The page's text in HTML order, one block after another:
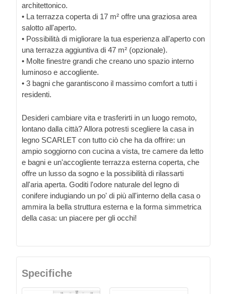
architettonico.
• La terrazza coperta di 17 m² offre una graziosa area
salotto all'aperto.
• Possibilità di migliorare la tua esperienza all'aperto con
una terrazza aggiuntiva di 47 m² (opzionale).
• Molte finestre grandi che creano uno spazio interno
luminoso e accogliente.
• 3 bagni che garantiscono il massimo comfort a tutti i
residenti.
Desideri cambiare vita e trasferirti in un luogo remoto,
lontano dalla città? Allora potresti scegliere la casa in
legno SCARLET con tutto ciò che ha da offrire: un
ampio soggiorno con cucina a vista, tre camere da letto
e bagni e un'accogliente terrazza esterna coperta, che
offre un lusso da sogno e la possibilità di rilassarti
all'aria aperta. Goditi l'odore naturale del legno di
conifere indugiando un po' di più all'interno della casa o
ammira la bella struttura esterna e la forma simmetrica
della casa: un piacere per gli occhi!
Specifiche